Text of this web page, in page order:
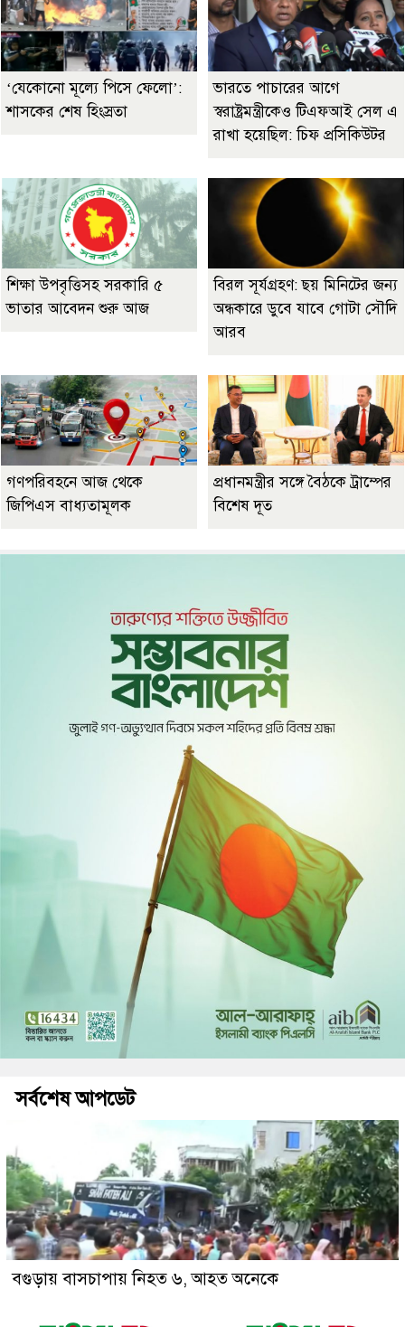
‘যেকোনো মূল্যে পিসে ফেলো’:
শাসকের শেষ হিংস্রতা
ভারতে পাচারের আগে
স্বরাষ্ট্রমন্ত্রীকেও টিএফআই সেল এ
রাখা হয়েছিল: চিফ প্রসিকিউটর
শিক্ষা উপবৃত্তিসহ সরকারি ৫
ভাতার আবেদন শুরু আজ
বিরল সূর্যগ্রহণ: ছয় মিনিটের জন্য
অন্ধকারে ডুবে যাবে গোটা সৌদি
আরব
গণপরিবহনে আজ থেকে
জিপিএস বাধ্যতামূলক
প্রধানমন্ত্রীর সঙ্গে বৈঠকে ট্রাম্পের
বিশেষ দূত
সর্বশেষ আপডেট
বগুড়ায় বাসচাপায় নিহত ৬, আহত অনেকে